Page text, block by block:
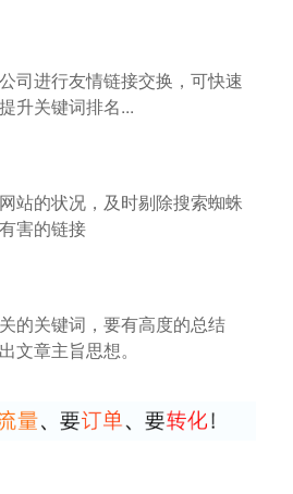
司进行友情链接交换，可快速
升关键词排名...
站的状况，及时剔除搜索蜘蛛
害的链接
的关键词，要有高度的总结
文章主旨思想。